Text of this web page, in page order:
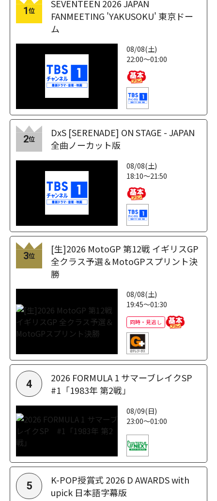
1位
SEVENTEEN 2026 JAPAN
FANMEETING 'YAKUSOKU' 東京ドー
ム
08/08(土)
22:00～01:00
2位
DxS [SERENADE] ON STAGE - JAPAN
全曲ノーカット版
08/08(土)
18:10～21:50
3位
[生]2026 MotoGP 第12戦 イギリスGP
全クラス予選＆MotoGPスプリント決
勝
08/08(土)
19:45～01:30
同時・見逃し
4
2026 FORMULA 1 サマーブレイクSP
#1「1983年 第2戦」
08/09(日)
23:00～01:00
5
K-POP授賞式 2026 D AWARDS with
upick 日本語字幕版